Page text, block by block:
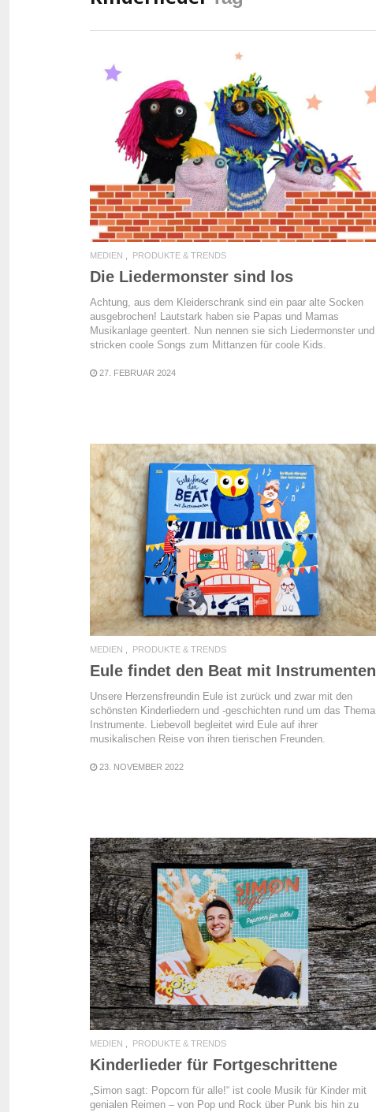
READ MORE
MEDIEN PRODUKTE & TRENDS
Die Liedermonster sind los
Achtung, aus dem Kleiderschrank sind ein paar alte Socken
ausgebrochen! Lautstark haben sie Papas und Mamas
Musikanlage geentert. Nun nennen sie sich Liedermonster und
stricken coole Songs zum Mittanzen für coole Kids.
27. FEBRUAR 2024
READ MORE
MEDIEN PRODUKTE & TRENDS
Eule findet den Beat mit Instrumenten
Unsere Herzensfreundin Eule ist zurück und zwar mit den
schönsten Kinderliedern und -geschichten rund um das Thema
Instrumente. Liebevoll begleitet wird Eule auf ihrer
musikalischen Reise von ihren tierischen Freunden.
23. NOVEMBER 2022
READ MORE
MEDIEN PRODUKTE & TRENDS
Kinderlieder für Fortgeschrittene
„Simon sagt: Popcorn für alle!“ ist coole Musik für Kinder mit
genialen Reimen – von Pop und Rock über Punk bis hin zu